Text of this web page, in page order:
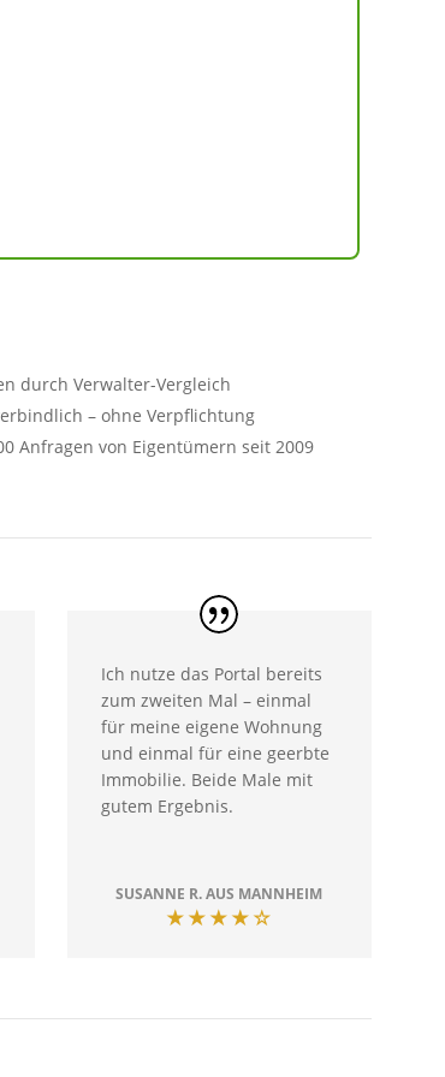
durch Verwalter-Vergleich
– ohne Verpflichtung
Anfragen von Eigentümern seit 2009
Ich nutze das Portal bereits
zum zweiten Mal – einmal
für meine eigene Wohnung
und einmal für eine geerbte
Immobilie. Beide Male mit
gutem Ergebnis.
SUSANNE R. AUS MANNHEIM
★★★★☆